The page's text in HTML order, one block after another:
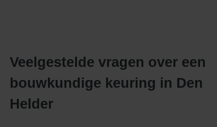
Veelgestelde vragen over een
bouwkundige keuring in Den
Helder